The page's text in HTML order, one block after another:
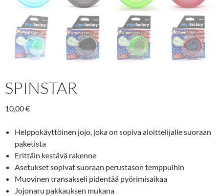
SPINSTAR
10,00€
Helppokäyttöinen jojo, joka on sopiva aloittelijalle suoraan
paketista
Erittäin kestävä rakenne
Asetukset sopivat suoraan perustason temppuihin
Muovinen transakseli pidentää pyörimisaikaa
Jojonaru pakkauksen mukana